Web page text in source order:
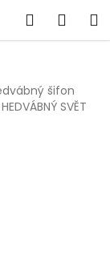
Hledat
šifon
SVĚT